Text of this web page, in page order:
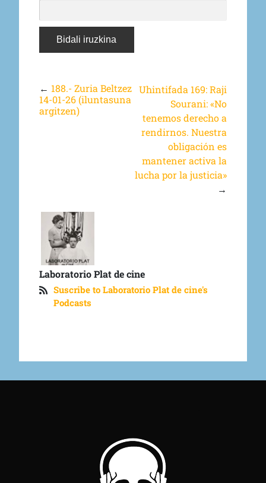
← 188.- Zuria Beltzez
14-01-26 (iluntasuna
argitzen)
Uhintifada 169: Raji
Sourani: «No
tenemos derecho a
rendirnos. Nuestra
obligación es
mantener activa la
lucha por la justicia»
→
Laboratorio Plat de cine
Suscribe to Laboratorio Plat de cine's
Podcasts